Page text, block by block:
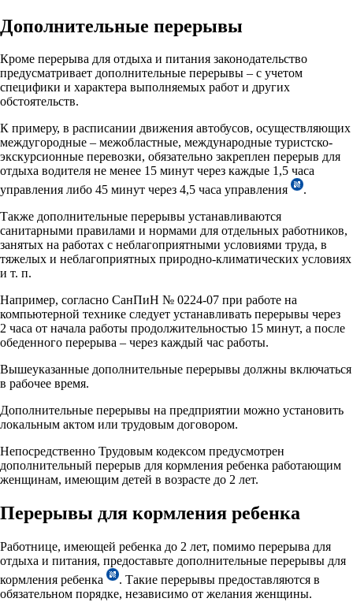
Дополнительные перерывы
Кроме перерыва для отдыха и питания законодательство
предусматривает дополнительные перерывы – с учетом
специфики и характера выполняемых работ и других
обстоятельств.
К примеру, в расписании движения автобусов, осуществляющих
междугородные – межобластные, международные туристско-
экскурсионные перевозки, обязательно закреплен перерыв для
отдыха водителя не менее 15 минут через каждые 1,5 часа
управления либо 45 минут через 4,5 часа управления
.
Также дополнительные перерывы устанавливаются
санитарными правилами и нормами для отдельных работников,
занятых на работах с неблагоприятными условиями труда, в
тяжелых и неблагоприятных природно-климатических условиях
и т. п.
Например, согласно СанПиН № 0224-07 при работе на
компьютерной технике следует устанавливать перерывы через
2 часа от начала работы продолжительностью 15 минут, а после
обеденного перерыва – через каждый час работы.
Вышеуказанные дополнительные перерывы должны включаться
в рабочее время.
Дополнительные перерывы на предприятии можно установить
локальным актом или трудовым договором.
Непосредственно Трудовым кодексом предусмотрен
дополнительный перерыв для кормления ребенка работающим
женщинам, имеющим детей в возрасте до 2 лет.
Перерывы для кормления ребенка
Работнице, имеющей ребенка до 2 лет, помимо перерыва для
отдыха и питания, предоставьте дополнительные перерывы для
кормления ребенка
. Такие перерывы предоставляются в
обязательном порядке, независимо от желания женщины.